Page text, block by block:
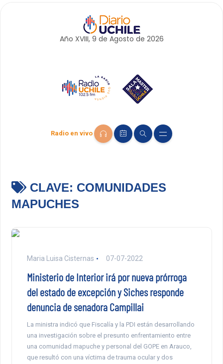
Año XVIII, 9 de Agosto de 2026
Radio en vivo
CLAVE: COMUNIDADES
MAPUCHES
Maria Luisa Cisternas 07-07-2022
Ministerio de Interior irá por nueva prórroga
del estado de excepción y Siches responde
denuncia de senadora Campillai
La ministra indicó que Fiscalía y la PDI están desarrollando
una investigación sobre el presunto enfrentamiento entre
una comunidad mapuche y personal del GOPE en Arauco,
que resultó con una víctima de trauma ocular y dos